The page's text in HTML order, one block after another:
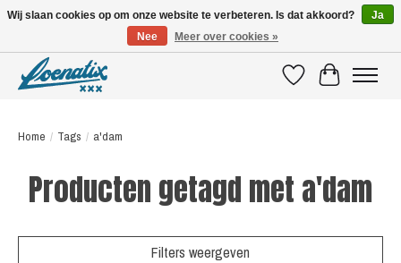
VerlanglijstWinkelwagen
Home / Tags / a'dam
Producten getagd met a'dam
Filters weergeven
Wij slaan cookies op om onze website te verbeteren. Is dat akkoord?
Ja
Nee
Meer over cookies »